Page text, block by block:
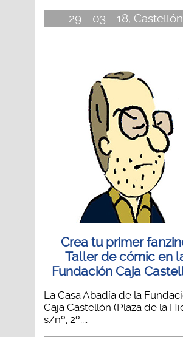
29 - 03 - 18, Castellón
Crea tu primer
Taller de cómic en
Fundación Caja
La Casa Abadía de la
Caja Castellón (Plaza de la
s/nº, 2º....